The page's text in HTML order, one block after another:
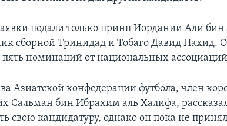
подали только принц Иордании Али бин
сборной Тринидад и Тобаго Давид Нахид.
номинаций от национальных
Азиатской конфедерации футбола, член
Сальман бин Ибрахим аль Халифа,
свою кандидатуру, однако он пока не принял